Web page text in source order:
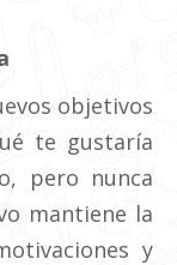
objetivos
te gustaría
pero nunca
mantiene la
y